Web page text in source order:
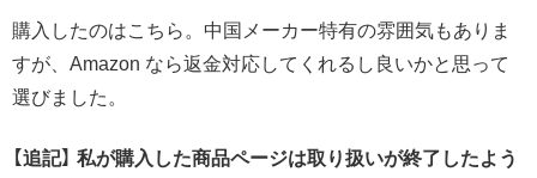
購入したのはこちら。中国メーカー特有の雰囲気もありま
すが、Amazon なら返金対応してくれるし良いかと思って
選びました。
【追記】 私が購入した商品ページは取り扱いが終了したよう